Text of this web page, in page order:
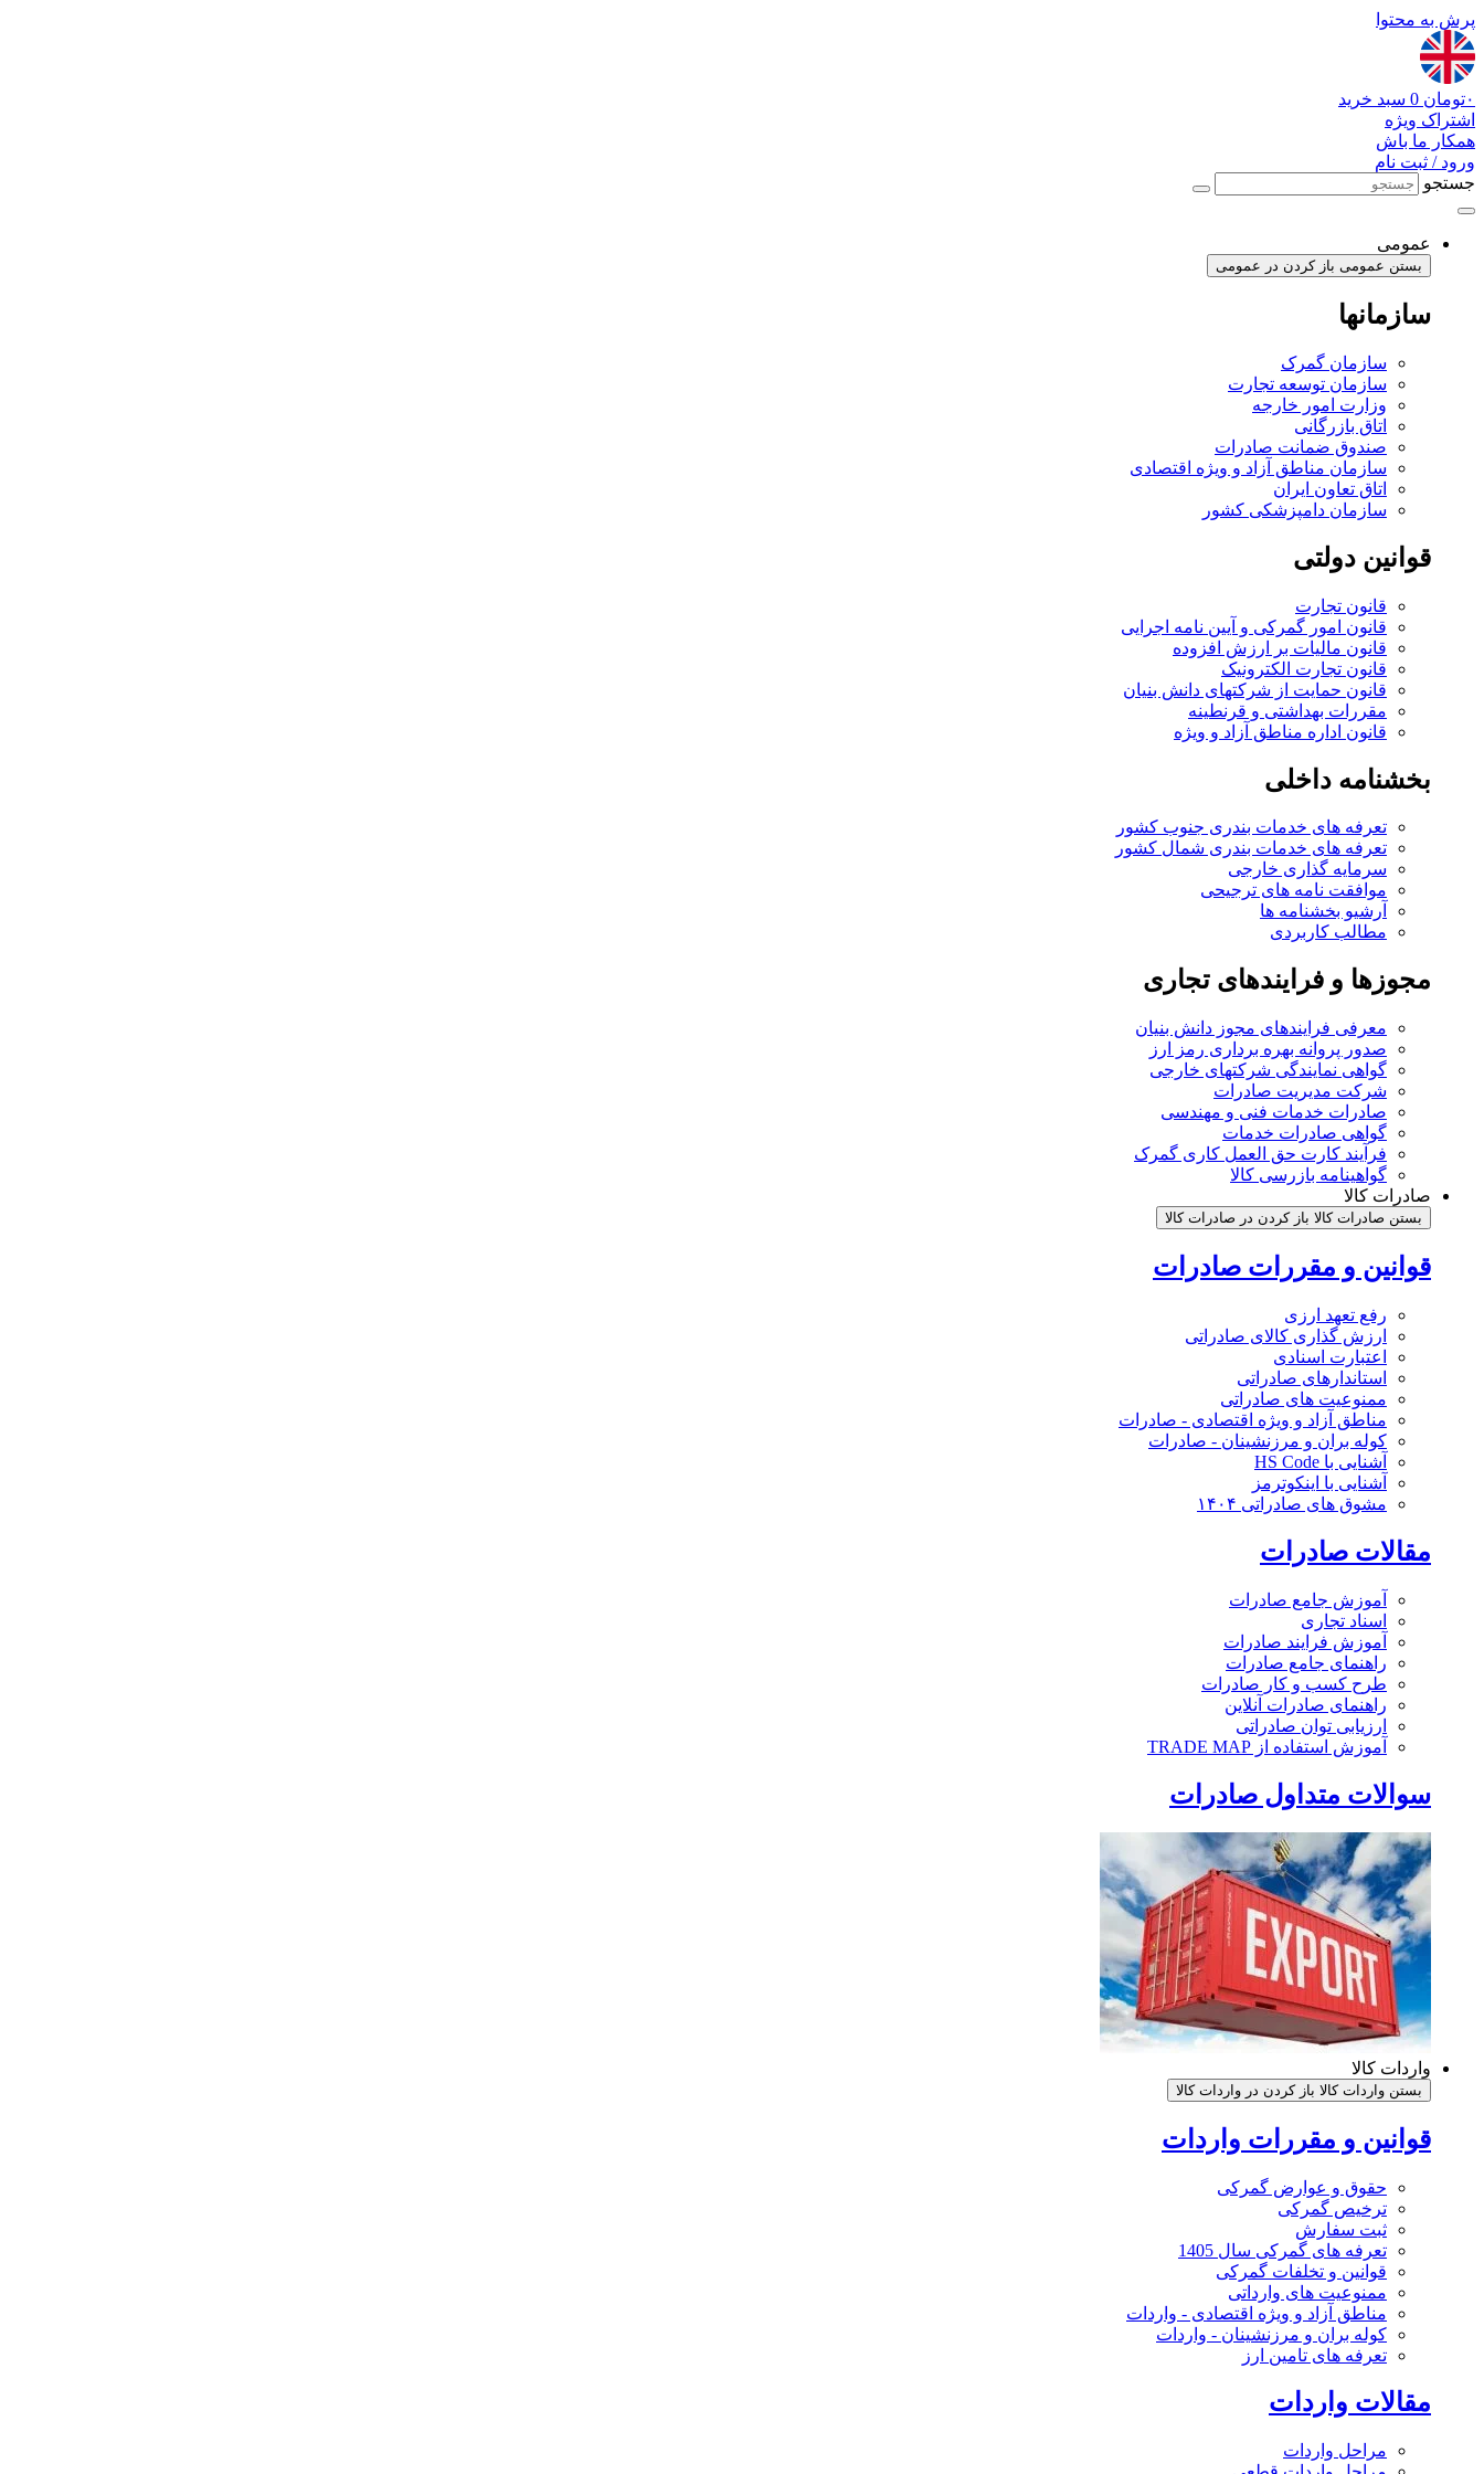
پرش به محتوا
۰تومان 0 سبد خرید
اشتراک ویژه
همکار ما باش
ورود / ثبت نام
جستجو
عمومی
بستن عمومی باز کردن در عمومی
سازمانها
سازمان گمرک
سازمان توسعه تجارت
وزارت امور خارجه
اتاق بازرگانی
صندوق ضمانت صادرات
سازمان مناطق آزاد و ویژه اقتصادی
اتاق تعاون ایران
سازمان دامپزشکی کشور
قوانین دولتی
قانون تجارت
قانون امور گمرکی و آیین نامه اجرایی
قانون مالیات بر ارزش افزوده
قانون تجارت الکترونیک
قانون حمایت از شرکتهای دانش بنیان
مقررات بهداشتی و قرنطینه
قانون اداره مناطق آزاد و ویژه
بخشنامه داخلی
تعرفه های خدمات بندری جنوب کشور
تعرفه های خدمات بندری شمال کشور
سرمایه گذاری خارجی
موافقت نامه های ترجیحی
آرشیو بخشنامه ها
مطالب کاربردی
مجوزها و فرایندهای تجاری
معرفی فرایندهای مجوز دانش بنیان
صدور پروانه بهره برداری رمز ارز
گواهی نمایندگی شرکتهای خارجی
شرکت مدیریت صادرات
صادرات خدمات فنی و مهندسی
گواهی صادرات خدمات
فرآیند کارت حق العمل کاری گمرک
گواهینامه بازرسی کالا
صادرات کالا
بستن صادرات کالا باز کردن در صادرات کالا
قوانین و مقررات صادرات
رفع تعهد ارزی
ارزش گذاری کالای صادراتی
اعتبارت اسنادی
استاندارهای صادراتی
ممنوعیت های صادراتی
مناطق آزاد و ویژه اقتصادی - صادرات
کوله بران و مرزنشینان - صادرات
آشنایی با HS Code
آشنایی با اینکوترمز
مشوق های صادراتی ۱۴۰۴
مقالات صادرات
آموزش جامع صادرات
اسناد تجاری
آموزش فرایند صادرات
راهنمای جامع صادرات
طرح کسب و کار صادرات
راهنمای صادرات آنلاین
ارزیابی توان صادراتی
آموزش استفاده از TRADE MAP
سوالات متداول صادرات
واردات کالا
بستن واردات کالا باز کردن در واردات کالا
قوانین و مقررات واردات
حقوق و عوارض گمرکی
ترخیص گمرکی
ثبت سفارش
تعرفه های گمرکی سال 1405
قوانین و تخلفات گمرکی
ممنوعیت های وارداتی
مناطق آزاد و ویژه اقتصادی - واردات
کوله بران و مرزنشینان - واردات
تعرفه های تامین ارز
مقالات واردات
مراحل واردات